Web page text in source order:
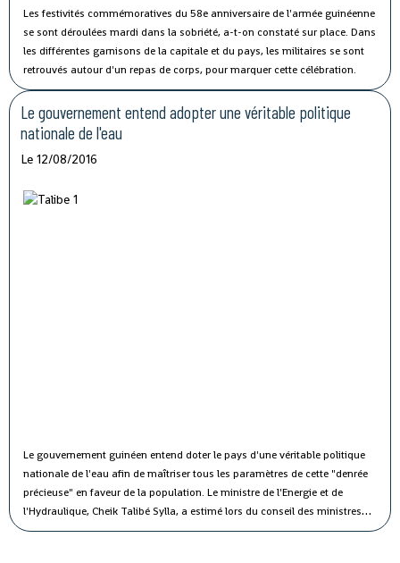
Les festivités commémoratives du 58e anniversaire de l'armée guinéenne
se sont déroulées mardi dans la sobriété, a-t-on constaté sur place. Dans
les différentes garnisons de la capitale et du pays, les militaires se sont
retrouvés autour d'un repas de corps, pour marquer cette célébration.
Le gouvernement entend adopter une véritable politique
nationale de l'eau
Le 12/08/2016
Le gouvernement guinéen entend doter le pays d'une véritable politique
nationale de l'eau afin de maîtriser tous les paramètres de cette "denrée
précieuse" en faveur de la population. Le ministre de l'Energie et de
l'Hydraulique, Cheik Talibé Sylla, a estimé lors du conseil des ministres
jeudi que le "potentiel des ressources en eau du pays est estimé à 226